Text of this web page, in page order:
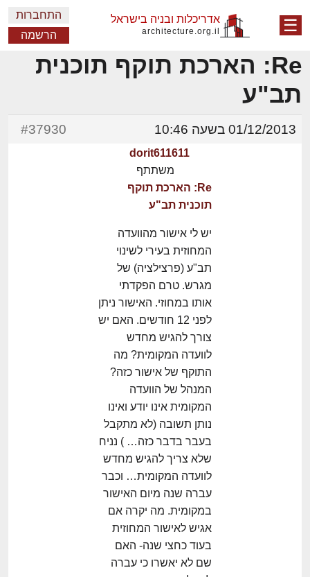
☰ אדריכלות ובניה בישראל
architecture.org.il
התחברות
הרשמה
Re: הארכת תוקף תוכנית
תב"ע
01/12/2013 בשעה 10:46 #37930
dorit611611
משתתף
Re: הארכת תוקף
תוכנית תב"ע
יש לי אישור מהוועדה
המחוזית בעירי לשינוי
תב"ע (פרצילציה) של
מגרש. טרם הפקדתי
אותו במחוזי. האישור ניתן
לפני 12 חודשים. האם יש
צורך להגיש מחדש
לוועדה המקומית? מה
התוקף של אישור כזה?
המנהל של הוועדה
המקומית אינו יודע ואינו
נותן תשובה (לא מתקבל
בעבר בדבר כזה… ) נניח
שלא צריך להגיש מחדש
לוועדה המקומית… וכבר
עברה שנה מיום האישור
במקומית. מה יקרה אם
אגיש לאישור המחוזית
בעוד כחצי שנה- האם
שם לא יאשרו כי עברה